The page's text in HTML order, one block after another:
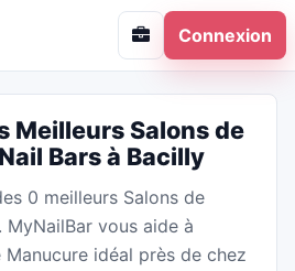
Connexion
Meilleurs Salons de
Bars à Bacilly
0 meilleurs Salons de
MyNailBar vous aide à
idéal près de chez